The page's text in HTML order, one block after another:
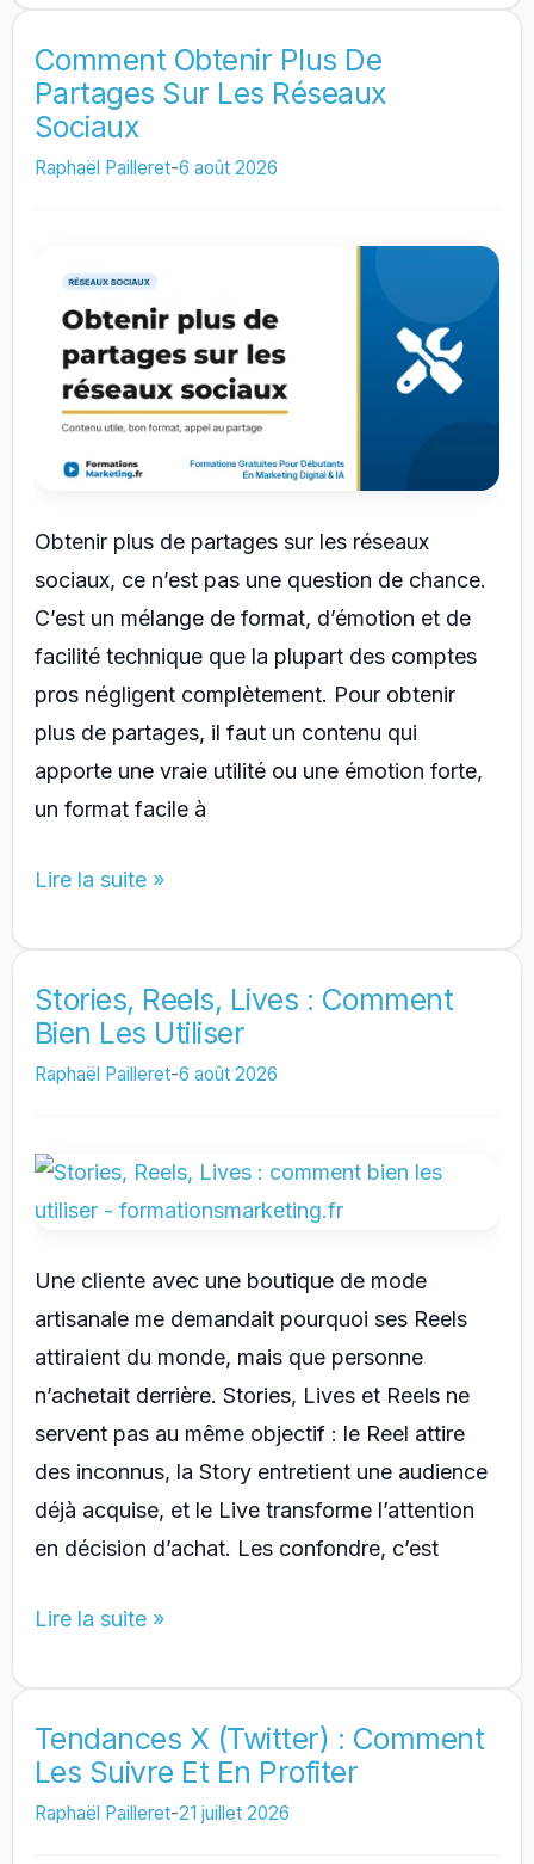
Son
Contenu
À
Chaque
Réseau
Comment Obtenir Plus De
Partages Sur Les Réseaux
Sociaux
Raphaël Pailleret-6 août 2026
Obtenir plus de partages sur les réseaux
sociaux, ce n’est pas une question de chance.
C’est un mélange de format, d’émotion et de
facilité technique que la plupart des comptes
pros négligent complètement. Pour obtenir
plus de partages, il faut un contenu qui
apporte une vraie utilité ou une émotion forte,
un format facile à
Comment
Plus
De
Partages
Sur
Sociaux
Lire la suite »
Stories, Reels, Lives : Comment
Bien Les Utiliser
Raphaël Pailleret-6 août 2026
Une cliente avec une boutique de mode
artisanale me demandait pourquoi ses Reels
attiraient du monde, mais que personne
n’achetait derrière. Stories, Lives et Reels ne
servent pas au même objectif : le Reel attire
des inconnus, la Story entretient une audience
déjà acquise, et le Live transforme l’attention
en décision d’achat. Les confondre, c’est
Stories,
Lives
:
Comment
Bien
Lire la suite »
Tendances X (Twitter) : Comment
Les Suivre Et En Profiter
Raphaël Pailleret-21 juillet 2026